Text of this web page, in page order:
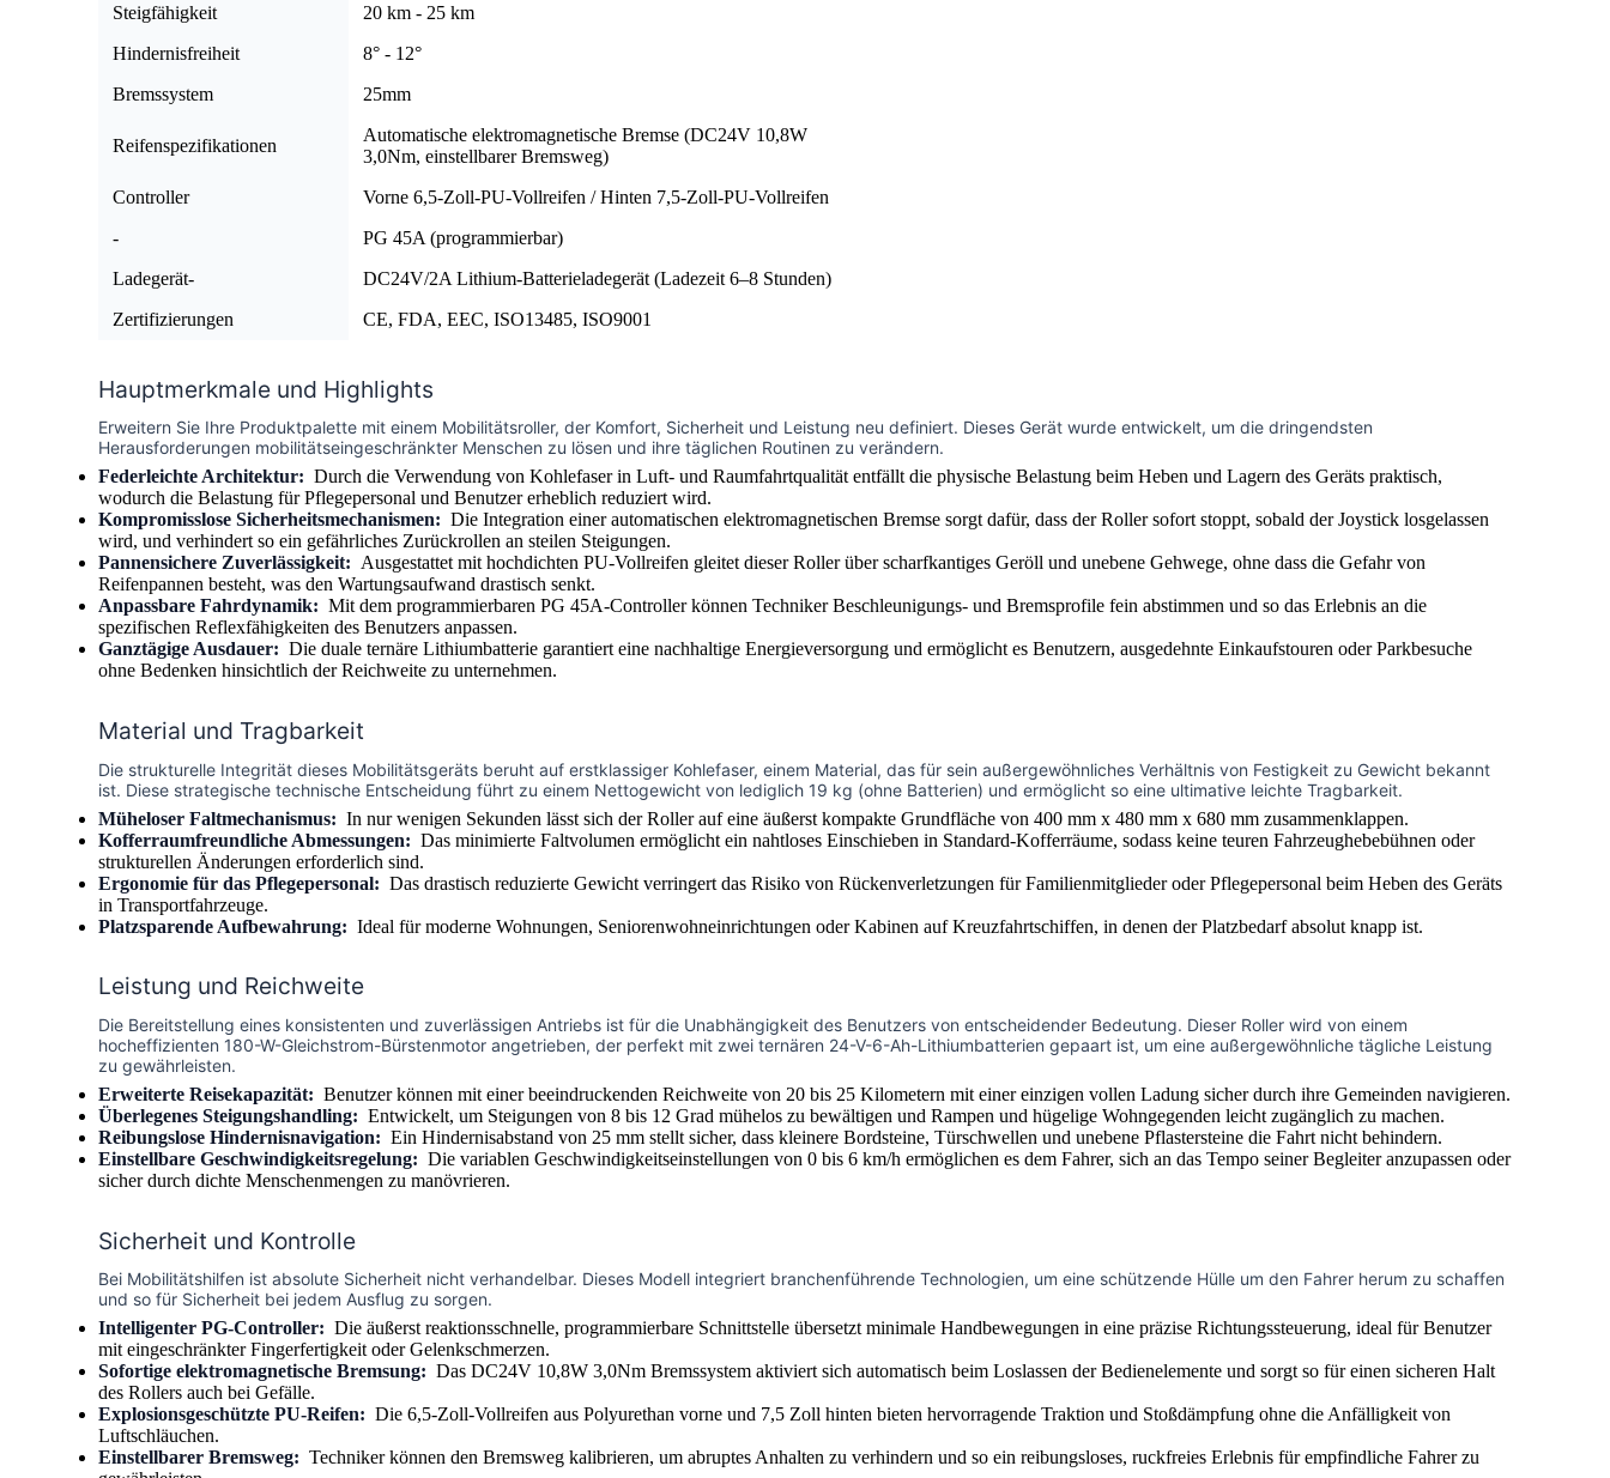
Steigfähigkeit
20 km - 25 km
Hindernisfreiheit
8° - 12°
Bremssystem
25mm
Reifenspezifikationen
Automatische elektromagnetische Bremse (DC24V 10,8W
3,0Nm, einstellbarer Bremsweg)
Controller
Vorne 6,5-Zoll-PU-Vollreifen / Hinten 7,5-Zoll-PU-Vollreifen
-
PG 45A (programmierbar)
Ladegerät-
DC24V/2A Lithium-Batterieladegerät (Ladezeit 6–8 Stunden)
Zertifizierungen
CE, FDA, EEC, ISO13485, ISO9001
Hauptmerkmale und Highlights
Erweitern Sie Ihre Produktpalette mit einem Mobilitätsroller, der Komfort, Sicherheit und Leistung neu definiert. Dieses Gerät wurde entwickelt, um die dringendsten
Herausforderungen mobilitätseingeschränkter Menschen zu lösen und ihre täglichen Routinen zu verändern.
Federleichte Architektur: Durch die Verwendung von Kohlefaser in Luft- und Raumfahrtqualität entfällt die physische Belastung beim Heben und Lagern des Geräts praktisch,
wodurch die Belastung für Pflegepersonal und Benutzer erheblich reduziert wird.
Kompromisslose Sicherheitsmechanismen: Die Integration einer automatischen elektromagnetischen Bremse sorgt dafür, dass der Roller sofort stoppt, sobald der Joystick losgelassen
wird, und verhindert so ein gefährliches Zurückrollen an steilen Steigungen.
Pannensichere Zuverlässigkeit: Ausgestattet mit hochdichten PU-Vollreifen gleitet dieser Roller über scharfkantiges Geröll und unebene Gehwege, ohne dass die Gefahr von
Reifenpannen besteht, was den Wartungsaufwand drastisch senkt.
Anpassbare Fahrdynamik: Mit dem programmierbaren PG 45A-Controller können Techniker Beschleunigungs- und Bremsprofile fein abstimmen und so das Erlebnis an die
spezifischen Reflexfähigkeiten des Benutzers anpassen.
Ganztägige Ausdauer: Die duale ternäre Lithiumbatterie garantiert eine nachhaltige Energieversorgung und ermöglicht es Benutzern, ausgedehnte Einkaufstouren oder Parkbesuche
ohne Bedenken hinsichtlich der Reichweite zu unternehmen.
Material und Tragbarkeit
Die strukturelle Integrität dieses Mobilitätsgeräts beruht auf erstklassiger Kohlefaser, einem Material, das für sein außergewöhnliches Verhältnis von Festigkeit zu Gewicht bekannt
ist. Diese strategische technische Entscheidung führt zu einem Nettogewicht von lediglich 19 kg (ohne Batterien) und ermöglicht so eine ultimative leichte Tragbarkeit.
Müheloser Faltmechanismus: In nur wenigen Sekunden lässt sich der Roller auf eine äußerst kompakte Grundfläche von 400 mm x 480 mm x 680 mm zusammenklappen.
Kofferraumfreundliche Abmessungen: Das minimierte Faltvolumen ermöglicht ein nahtloses Einschieben in Standard-Kofferräume, sodass keine teuren Fahrzeughebebühnen oder
strukturellen Änderungen erforderlich sind.
Ergonomie für das Pflegepersonal: Das drastisch reduzierte Gewicht verringert das Risiko von Rückenverletzungen für Familienmitglieder oder Pflegepersonal beim Heben des Geräts
in Transportfahrzeuge.
Platzsparende Aufbewahrung: Ideal für moderne Wohnungen, Seniorenwohneinrichtungen oder Kabinen auf Kreuzfahrtschiffen, in denen der Platzbedarf absolut knapp ist.
Leistung und Reichweite
Die Bereitstellung eines konsistenten und zuverlässigen Antriebs ist für die Unabhängigkeit des Benutzers von entscheidender Bedeutung. Dieser Roller wird von einem
hocheffizienten 180-W-Gleichstrom-Bürstenmotor angetrieben, der perfekt mit zwei ternären 24-V-6-Ah-Lithiumbatterien gepaart ist, um eine außergewöhnliche tägliche Leistung
zu gewährleisten.
Erweiterte Reisekapazität: Benutzer können mit einer beeindruckenden Reichweite von 20 bis 25 Kilometern mit einer einzigen vollen Ladung sicher durch ihre Gemeinden navigieren.
Überlegenes Steigungshandling: Entwickelt, um Steigungen von 8 bis 12 Grad mühelos zu bewältigen und Rampen und hügelige Wohngegenden leicht zugänglich zu machen.
Reibungslose Hindernisnavigation: Ein Hindernisabstand von 25 mm stellt sicher, dass kleinere Bordsteine, Türschwellen und unebene Pflastersteine ​​die Fahrt nicht behindern.
Einstellbare Geschwindigkeitsregelung: Die variablen Geschwindigkeitseinstellungen von 0 bis 6 km/h ermöglichen es dem Fahrer, sich an das Tempo seiner Begleiter anzupassen oder
sicher durch dichte Menschenmengen zu manövrieren.
Sicherheit und Kontrolle
Bei Mobilitätshilfen ist absolute Sicherheit nicht verhandelbar. Dieses Modell integriert branchenführende Technologien, um eine schützende Hülle um den Fahrer herum zu schaffen
und so für Sicherheit bei jedem Ausflug zu sorgen.
Intelligenter PG-Controller: Die äußerst reaktionsschnelle, programmierbare Schnittstelle übersetzt minimale Handbewegungen in eine präzise Richtungssteuerung, ideal für Benutzer
mit eingeschränkter Fingerfertigkeit oder Gelenkschmerzen.
Sofortige elektromagnetische Bremsung: Das DC24V 10,8W 3,0Nm Bremssystem aktiviert sich automatisch beim Loslassen der Bedienelemente und sorgt so für einen sicheren Halt
des Rollers auch bei Gefälle.
Explosionsgeschützte PU-Reifen: Die 6,5-Zoll-Vollreifen aus Polyurethan vorne und 7,5 Zoll hinten bieten hervorragende Traktion und Stoßdämpfung ohne die Anfälligkeit von
Luftschläuchen.
Einstellbarer Bremsweg: Techniker können den Bremsweg kalibrieren, um abruptes Anhalten zu verhindern und so ein reibungsloses, ruckfreies Erlebnis für empfindliche Fahrer zu